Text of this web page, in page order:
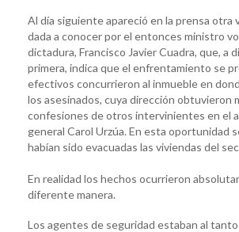
Al día siguiente apareció en la prensa otra
dada a conocer por el entonces ministro
dictadura, Francisco Javier Cuadra, que, a
primera, indica que el enfrentamiento se
efectivos concurrieron al inmueble en
los asesinados, cuya dirección obtuvieron
confesiones de otros intervinientes en el
general Carol Urzúa. En esta oportunidad
habían sido evacuadas las viviendas del
En realidad los hechos ocurrieron
diferente manera.
Los agentes de seguridad estaban al